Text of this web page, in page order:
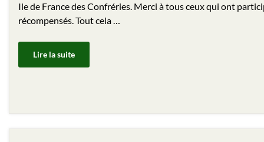
Ile de France des Confréries. Merci à tous ceux qui ont
récompensés. Tout cela …
Lire la suite